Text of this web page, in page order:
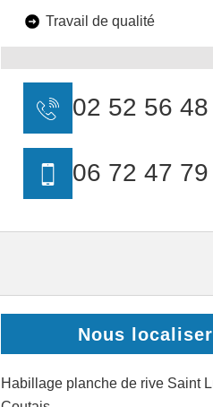
Travail de qualité
02 52 56
06 72 47
Nous localiser
Habillage planche de rive Saint